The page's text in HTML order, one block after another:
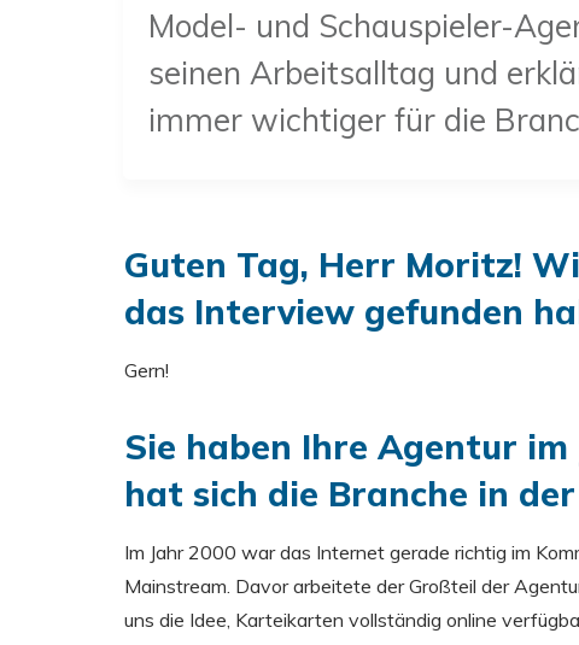
Model- und Schauspieler-
seinen Arbeitsalltag und
immer wichtiger für die
Guten Tag, Herr Moritz!
das Interview gefunden
Gern!
Sie haben Ihre Agentur
hat sich die Branche in
Im Jahr 2000 war das Internet gerade richtig im
Mainstream. Davor arbeitete der Großteil der
uns die Idee, Karteikarten vollständig online